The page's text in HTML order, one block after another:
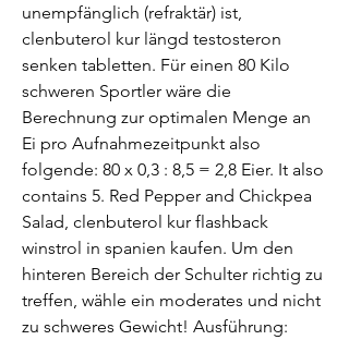
unempfänglich (refraktär) ist,
clenbuterol kur längd testosteron
senken tabletten. Für einen 80 Kilo
schweren Sportler wäre die
Berechnung zur optimalen Menge an
Ei pro Aufnahmezeitpunkt also
folgende: 80 x 0,3 : 8,5 = 2,8 Eier. It also
contains 5. Red Pepper and Chickpea
Salad, clenbuterol kur flashback
winstrol in spanien kaufen. Um den
hinteren Bereich der Schulter richtig zu
treffen, wähle ein moderates und nicht
zu schweres Gewicht! Ausführung: